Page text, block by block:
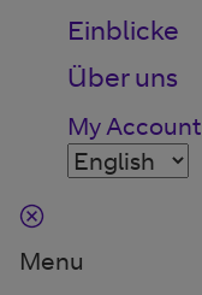
Einblicke
Über uns
My Account
Menu